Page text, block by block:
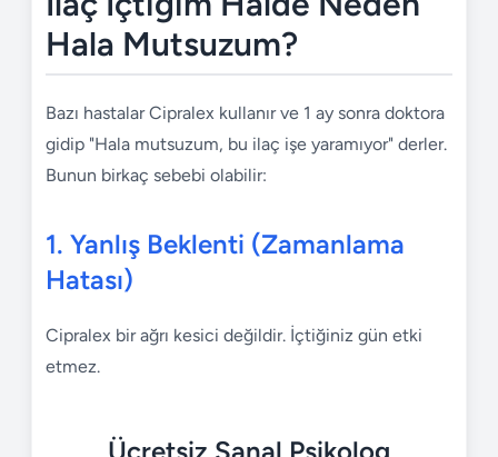
Hala Mutsuzum?
Bazı hastalar Cipralex kullanır ve 1 ay sonra doktora
gidip "Hala mutsuzum, bu ilaç işe yaramıyor" derler.
Bunun birkaç sebebi olabilir:
1. Yanlış Beklenti (Zamanlama
Hatası)
Cipralex bir ağrı kesici değildir. İçtiğiniz gün etki
etmez.